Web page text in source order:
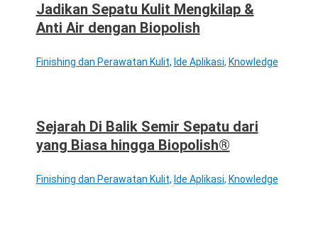
Jadikan Sepatu Kulit Mengkilap &
Anti Air dengan Biopolish
Finishing dan Perawatan Kulit, Ide Aplikasi, Knowledge
Sejarah Di Balik Semir Sepatu dari
yang Biasa hingga Biopolish®
Finishing dan Perawatan Kulit, Ide Aplikasi, Knowledge